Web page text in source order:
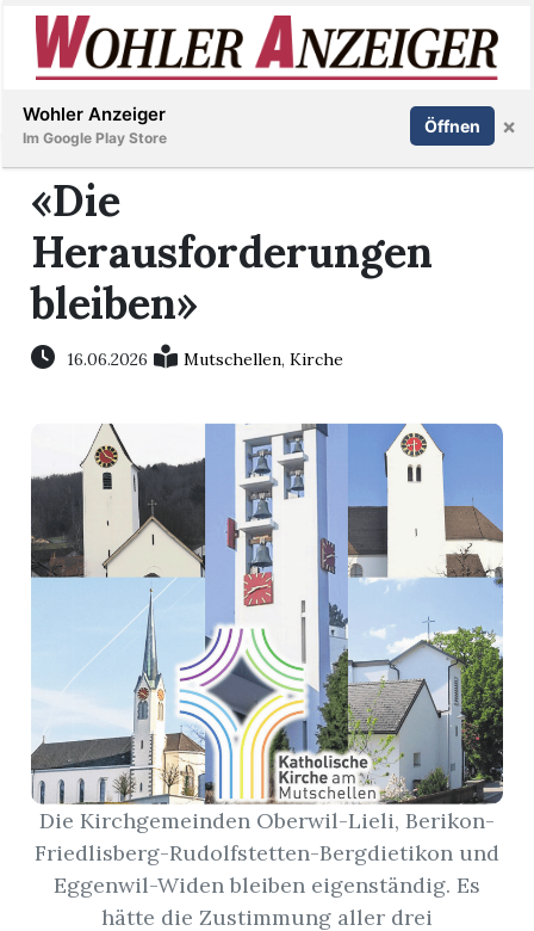
Immobilien
Veranstaltungen
Stellen
Newsletter
Inserieren Abonnieren Anmelden
«Die
Herausforderungen
bleiben»
16.06.2026 Mutschellen,Kirche
Die Kirchgemeinden Oberwil-Lieli, Berikon-
Friedlisberg-Rudolfstetten-Bergdietikon und
Eggenwil-Widen bleiben eigenständig. Es
hätte die Zustimmung aller drei
Wohler Anzeiger
Im Google Play Store
Öffnen ×